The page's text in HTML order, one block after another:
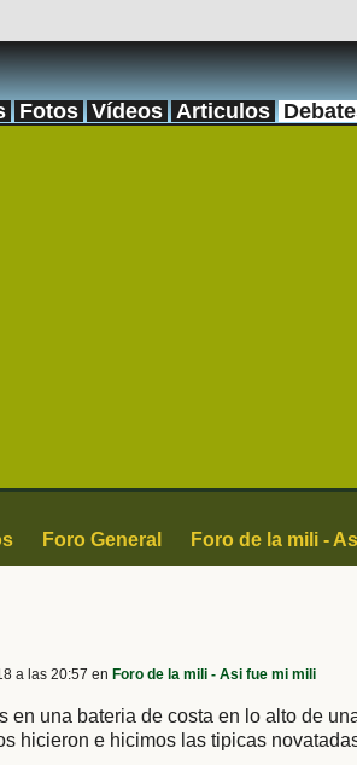
Fotos Vídeos Articulos
Foro General Foro de la mili -
Ciencia
Cajon de sastre, Humor,
a las 20:57 en Foro de la mili - Asi fue mi mili
en una bateria de costa en lo alto de
hicieron e hicimos las tipicas